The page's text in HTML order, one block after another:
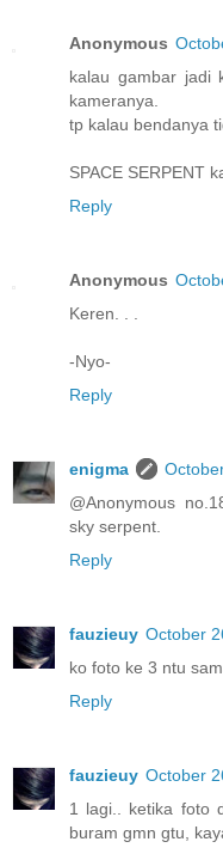
Anonymous
kalau gambar jadi
kameranya.
tp kalau bendanya
SPACE SERPENT
Reply
Anonymous
Keren. . .
-Nyo-
Reply
enigma
@Anonymous
sky serpent.
Reply
fauzieuy October
ko foto ke 3 ntu
Reply
fauzieuy October
1 lagi.. ketika foto
buram gmn gtu,